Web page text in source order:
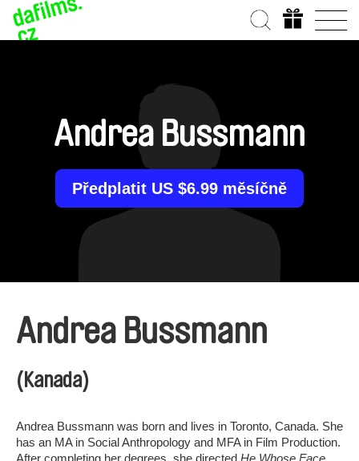
Andrea Bussmann
Předplatit US $6.99 měsíčně
Andrea Bussmann
(Kanada)
Andrea Bussmann was born and lives in Toronto, Canada. She
has an MA in Social Anthropology and MFA in Film Production.
After completing her degrees, she directed He Whose Face